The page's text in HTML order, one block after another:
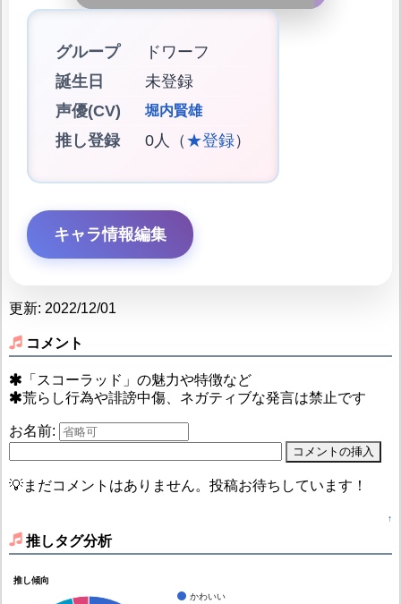
グループ
ドワーフ
誕生日
未登録
声優(CV)
堀内賢雄
推し登録 0人（ ★登録）
キャラ情報編集
更新: 2022/12/01
コメント
「スコーラッド」の魅力や特徴など
荒らし行為や誹謗中傷、ネガティブな発言は禁止です
お名前:
💡まだコメントはありません。投稿お待ちしています！
↑
推しタグ分析
推し傾向
かわいい